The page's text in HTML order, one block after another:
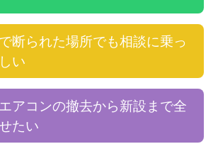
断られた場所でも相談に乗っ
い
アコンの撤去から新設まで全
たい